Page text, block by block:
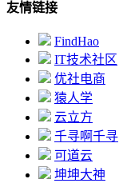
友情链接
FindHao
IT技术社区
优社电商
猿人学
云立方
千寻啊千寻
可道云
坤坤大神